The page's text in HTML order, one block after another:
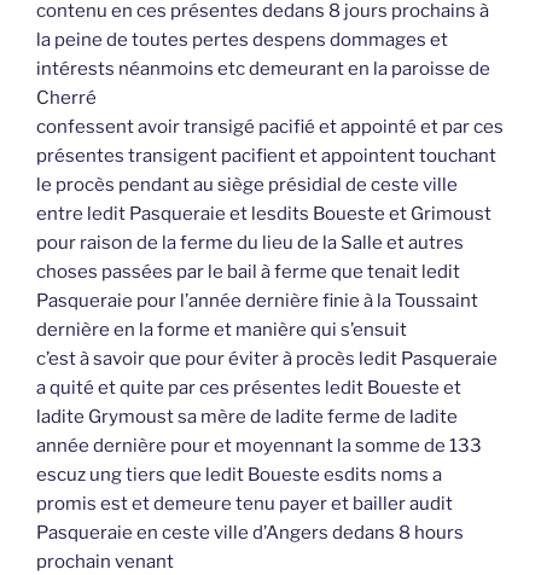
contenu en ces présentes dedans 8 jours prochains à
la peine de toutes pertes despens dommages et
intérests néanmoins etc demeurant en la paroisse de
Cherré
confessent avoir transigé pacifié et appointé et par ces
présentes transigent pacifient et appointent touchant
le procès pendant au siège présidial de ceste ville
entre ledit Pasqueraie et lesdits Boueste et Grimoust
pour raison de la ferme du lieu de la Salle et autres
choses passées par le bail à ferme que tenait ledit
Pasqueraie pour l’année dernière finie à la Toussaint
dernière en la forme et manière qui s’ensuit
c’est à savoir que pour éviter à procès ledit Pasqueraie
a quité et quite par ces présentes ledit Boueste et
ladite Grymoust sa mère de ladite ferme de ladite
année dernière pour et moyennant la somme de 133
escuz ung tiers que ledit Boueste esdits noms a
promis est et demeure tenu payer et bailler audit
Pasqueraie en ceste ville d’Angers dedans 8 hours
prochain venant